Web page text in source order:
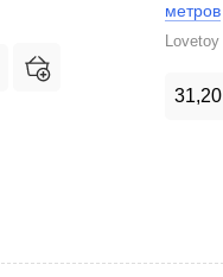
метров
Lovetoy
31,20